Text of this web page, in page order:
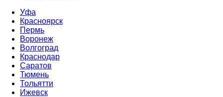
Уфа
Красноярск
Пермь
Воронеж
Волгоград
Краснодар
Саратов
Тюмень
Тольятти
Ижевск